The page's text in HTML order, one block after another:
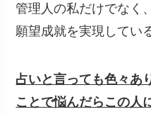
管理人の私だけでなく
願望成就を実現してい
占いと言っても色々あ
ことで悩んだらこの人